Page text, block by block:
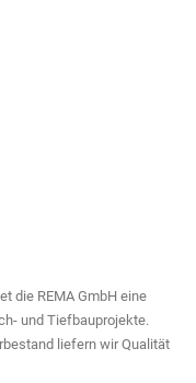
die REMA GmbH eine
und Tiefbauprojekte.
liefern wir Qualität